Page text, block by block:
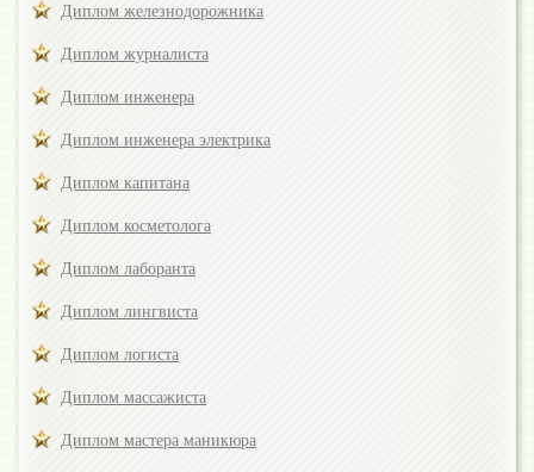
Диплом железнодорожника
Диплом журналиста
Диплом инженера
Диплом инженера электрика
Диплом капитана
Диплом косметолога
Диплом лаборанта
Диплом лингвиста
Диплом логиста
Диплом массажиста
Диплом мастера маникюра